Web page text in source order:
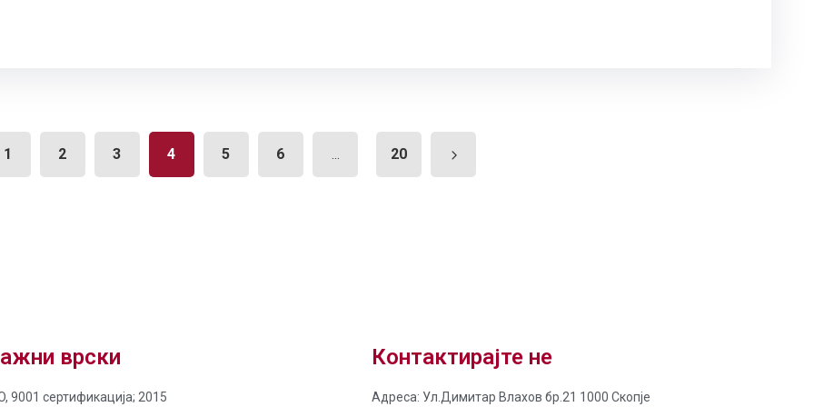
1 2 3 4 5 6 ... 20
врски
9001 сертификација; 2015
Контактирајте не
Адреса: Ул.Димитар Влахов бр.21 1000 Скопје